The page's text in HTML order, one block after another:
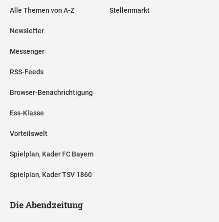
Alle Themen von A-Z
Newsletter
Messenger
RSS-Feeds
Browser-Benachrichtigung
Ess-Klasse
Vorteilswelt
Spielplan, Kader FC Bayern
Spielplan, Kader TSV 1860
Stellenmarkt
Die Abendzeitung